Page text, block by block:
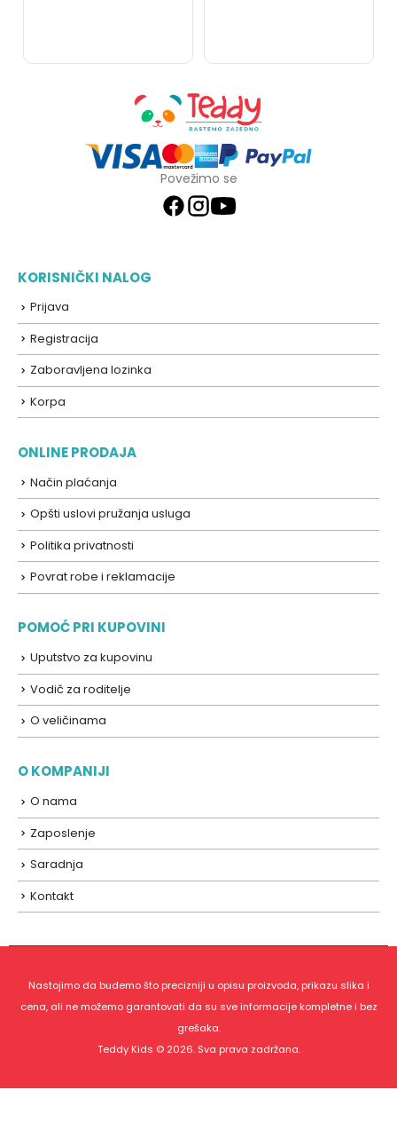
Povežimo se
KORISNIČKI NALOG
Prijava
Registracija
Zaboravljena lozinka
Korpa
ONLINE PRODAJA
Način plaćanja
Opšti uslovi pružanja usluga
Politika privatnosti
Povrat robe i reklamacije
POMOĆ PRI KUPOVINI
Uputstvo za kupovinu
Vodič za roditelje
O veličinama
O KOMPANIJI
O nama
Zaposlenje
Saradnja
Kontakt
Nastojimo da budemo što precizniji u opisu proizvoda, prikazu slika i
cena, ali ne možemo garantovati da su sve informacije kompletne i bez
grešaka.
Teddy Kids © 2026. Sva prava zadržana.